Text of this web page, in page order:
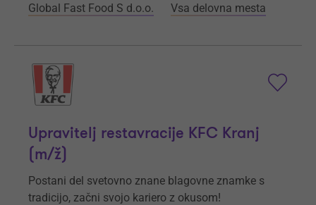
Global Fast Food S d.o.o. Vsa delovna mesta
Upravitelj restavracije KFC Kranj
(m/ž)
Postani del svetovno znane blagovne znamke s
tradicijo, začni svojo kariero z okusom!